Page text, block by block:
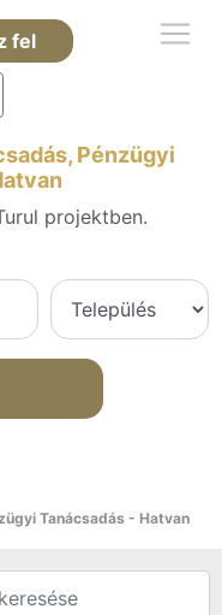
fel
Pénzügyi
projektben.
Tanácsadás - Hatvan